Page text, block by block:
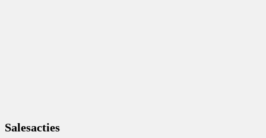
Salesacties